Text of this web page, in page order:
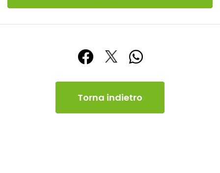
Torna indietro